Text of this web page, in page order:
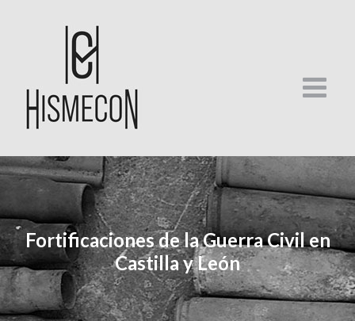
Fortificaciones de la Guerra Civil en
Castilla y León